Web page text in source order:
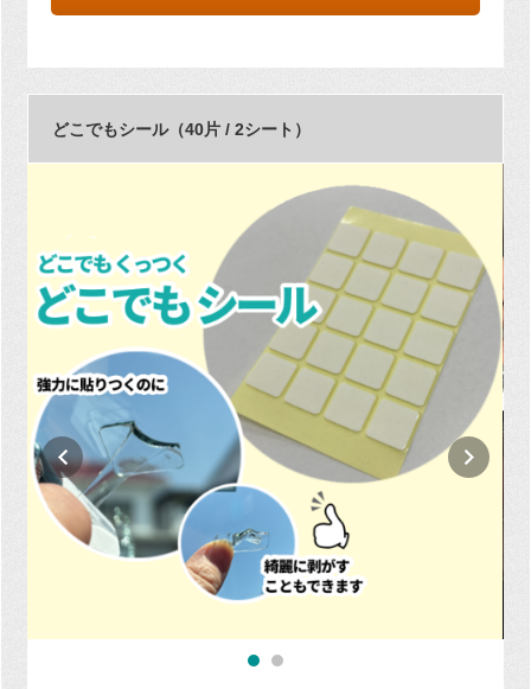
どこでもシール（40片 / 2シート）